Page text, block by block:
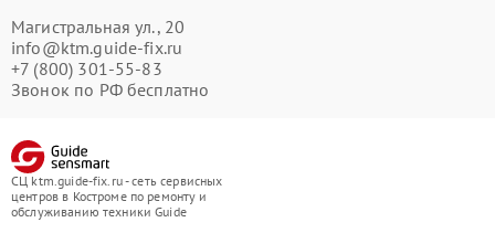
Магистральная ул., 20
info@ktm.guide-fix.ru
+7 (800) 301-55-83
Звонок по РФ бесплатно
СЦ ktm.guide-fix.ru - сеть сервисных
центров в Костроме по ремонту и
обслуживанию техники Guide